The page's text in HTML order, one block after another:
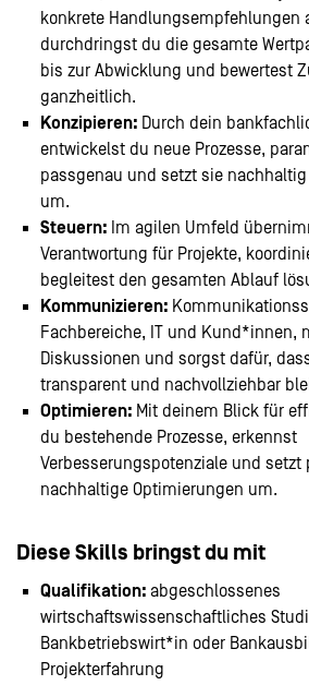
konkrete Handlungsempfehlungen
durchdringst du die gesamte
bis zur Abwicklung und bewertest
ganzheitlich.
Konzipieren: Durch dein
entwickelst du neue Prozesse,
passgenau und setzt sie
um.
Steuern: Im agilen Umfeld
Verantwortung für Projekte,
begleitest den gesamten Ablauf
Kommunizieren:
Fachbereiche, IT und Kund*innen,
Diskussionen und sorgst dafür,
transparent und nachvollziehbar
Optimieren: Mit deinem Blick für
du bestehende Prozesse, erkennst
Verbesserungspotenziale und setzt
nachhaltige Optimierungen um.
Diese Skills bringst du mit
Qualifikation: abgeschlossenes
wirtschaftswissenschaftliches
Bankbetriebswirt*in oder
Projekterfahrung